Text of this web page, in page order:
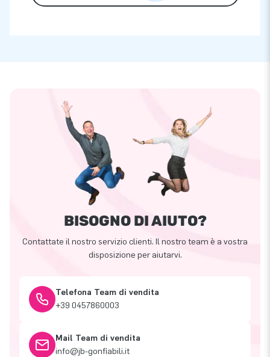
BISOGNO DI AIUTO?
Contattate il nostro servizio clienti. Il nostro team è a vostra
disposizione per aiutarvi.
Telefona Team di vendita
+39 0457860003
Mail Team di vendita
info@jb-gonfiabili.it